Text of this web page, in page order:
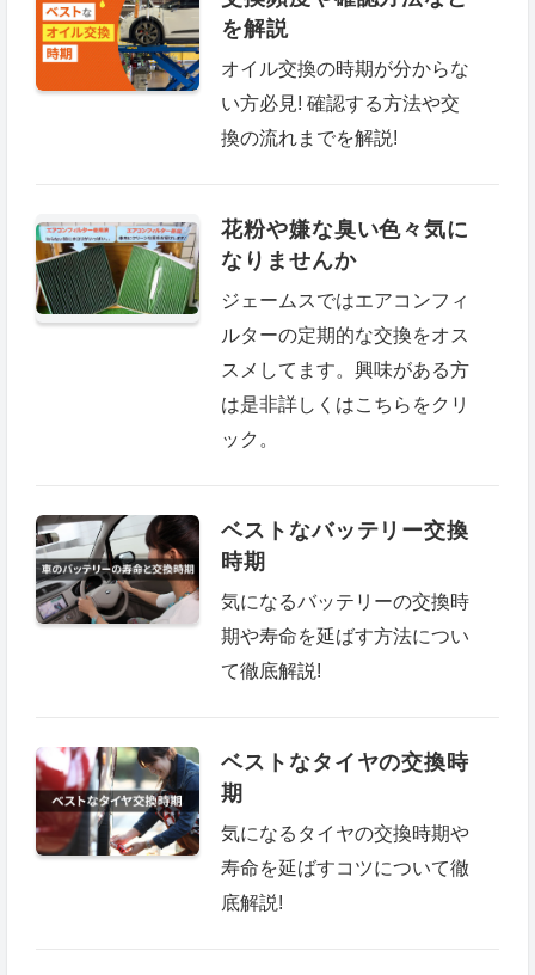
を解説
オイル交換の時期が分からな
い方必見! 確認する方法や交
換の流れまでを解説!
花粉や嫌な臭い色々気に
なりませんか
ジェームスではエアコンフィ
ルターの定期的な交換をオス
スメしてます。興味がある方
は是非詳しくはこちらをクリ
ック。
ベストなバッテリー交換
時期
気になるバッテリーの交換時
期や寿命を延ばす方法につい
て徹底解説!
ベストなタイヤの交換時
期
気になるタイヤの交換時期や
寿命を延ばすコツについて徹
底解説!